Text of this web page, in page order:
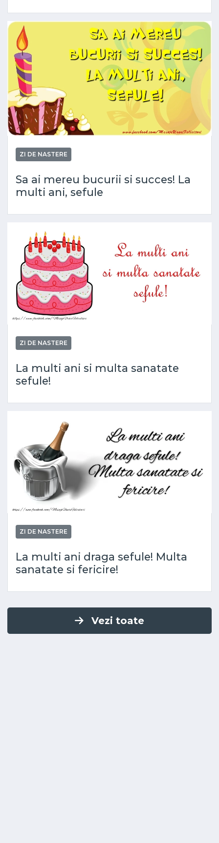
ZI DE NASTERE
Sa ai mereu bucurii si succes! La
multi ani, sefule
ZI DE NASTERE
La multi ani si multa sanatate
sefule!
ZI DE NASTERE
La multi ani draga sefule! Multa
sanatate si fericire!
Vezi toate